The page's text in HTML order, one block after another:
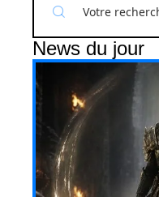
News du jour